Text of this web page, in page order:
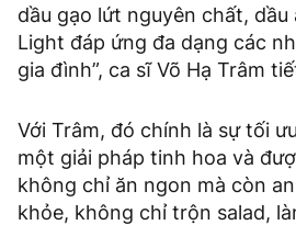
dầu gạo lứt nguyên chất, dầu
Light đáp ứng đa dạng các
gia đình”, ca sĩ Võ Hạ Trâm
Với Trâm, đó chính là sự tối
một giải pháp tinh hoa và
không chỉ ăn ngon mà còn
khỏe, không chỉ trộn salad,